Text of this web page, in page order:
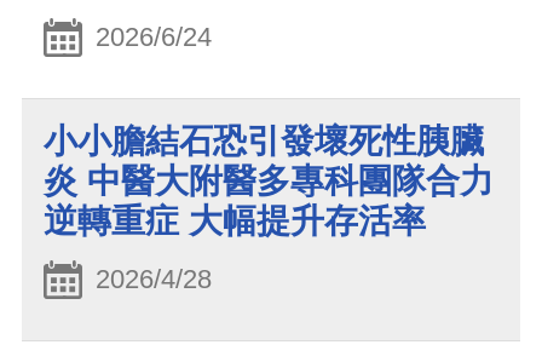
2026/6/24
小小膽結石恐引發壞死性胰臟
炎 中醫大附醫多專科團隊合力
逆轉重症 大幅提升存活率
2026/4/28